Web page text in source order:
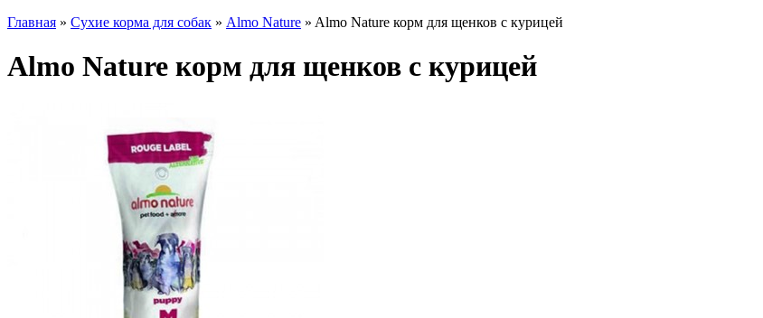
Главная » Сухие корма для собак » Almo Nature » Almo Nature корм для щенков с курицей
Almo Nature корм для щенков с курицей